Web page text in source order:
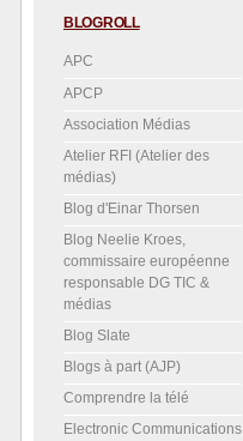
BLOGROLL
APC
APCP
Association Médias
Atelier RFI (Atelier des
médias)
Blog d'Einar Thorsen
Blog Neelie Kroes,
commissaire européenne
responsable DG TIC &
médias
Blog Slate
Blogs à part (AJP)
Comprendre la télé
Electronic Communications